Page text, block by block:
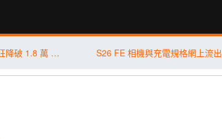
嘴上說不用換！三星摺疊機狂降破 1.8 萬 再推千元有找孝親神器 S26 FE 相機與充電規格網上流出